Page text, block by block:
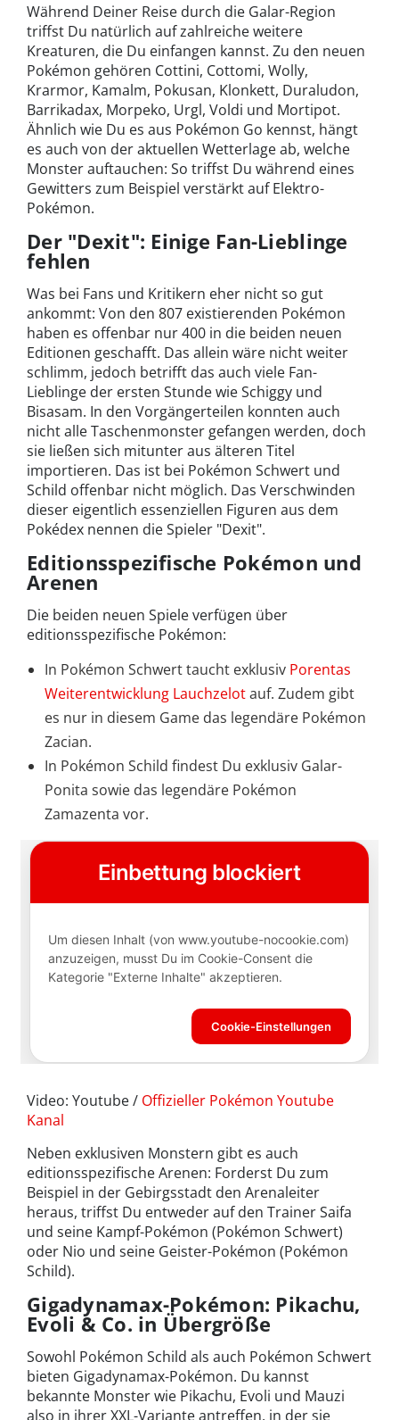
Während Deiner Reise durch die Galar-Region
triffst Du natürlich auf zahlreiche weitere
Kreaturen, die Du einfangen kannst. Zu den neuen
Pokémon gehören Cottini, Cottomi, Wolly,
Krarmor, Kamalm, Pokusan, Klonkett, Duraludon,
Barrikadax, Morpeko, Urgl, Voldi und Mortipot.
Ähnlich wie Du es aus Pokémon Go kennst, hängt
es auch von der aktuellen Wetterlage ab, welche
Monster auftauchen: So triffst Du während eines
Gewitters zum Beispiel verstärkt auf Elektro-
Pokémon.
Der "Dexit": Einige Fan-Lieblinge
fehlen
Was bei Fans und Kritikern eher nicht so gut
ankommt: Von den 807 existierenden Pokémon
haben es offenbar nur 400 in die beiden neuen
Editionen geschafft. Das allein wäre nicht weiter
schlimm, jedoch betrifft das auch viele Fan-
Lieblinge der ersten Stunde wie Schiggy und
Bisasam. In den Vorgängerteilen konnten auch
nicht alle Taschenmonster gefangen werden, doch
sie ließen sich mitunter aus älteren Titel
importieren. Das ist bei Pokémon Schwert und
Schild offenbar nicht möglich. Das Verschwinden
dieser eigentlich essenziellen Figuren aus dem
Pokédex nennen die Spieler "Dexit".
Editionsspezifische Pokémon und
Arenen
Die beiden neuen Spiele verfügen über
editionsspezifische Pokémon:
In Pokémon Schwert taucht exklusiv Porentas
Weiterentwicklung Lauchzelotauf. Zudem gibt
es nur in diesem Game das legendäre Pokémon
Zacian.
In Pokémon Schild findest Du exklusiv Galar-
Ponita sowie das legendäre Pokémon
Zamazenta vor.
Video: Youtube / Offizieller Pokémon Youtube
Kanal
Neben exklusiven Monstern gibt es auch
editionsspezifische Arenen: Forderst Du zum
Beispiel in der Gebirgsstadt den Arenaleiter
heraus, triffst Du entweder auf den Trainer Saifa
und seine Kampf-Pokémon (Pokémon Schwert)
oder Nio und seine Geister-Pokémon (Pokémon
Schild).
Gigadynamax-Pokémon: Pikachu,
Evoli & Co. in Übergröße
Sowohl Pokémon Schild als auch Pokémon Schwert
bieten Gigadynamax-Pokémon. Du kannst
bekannte Monster wie Pikachu, Evoli und Mauzi
also in ihrer XXL-Variante antreffen, in der sie